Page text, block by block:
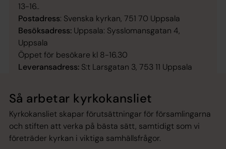
13-16..
Postadress: Svenska kyrkan, 751 70 Uppsala
Besöksadress: Uppsala: Sysslomansgatan 4,
Uppsala
Öppet för besökare kl 8-16.30
Leveransadress: S:t Larsgatan 3, 753 11 Uppsala
Så arbetar kyrkokansliet
Kyrkokansliet skapar förutsättningar för församlingarna
och stiften att verka på bästa sätt, samtidigt som vi
företräder kyrkan i viktiga samhällsfrågor.